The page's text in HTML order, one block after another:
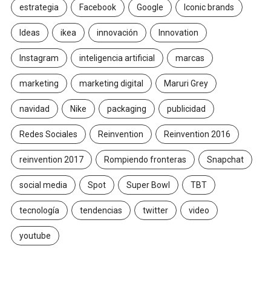
estrategia Facebook Google Iconic brands
Ideas ikea innovación Innovation
Instagram inteligencia artificial marcas
marketing marketing digital Maruri Grey
navidad Nike packaging publicidad
Redes Sociales Reinvention Reinvention 2016
reinvention 2017 Rompiendo fronteras Snapchat
social media Spot Super Bowl TBT
tecnología tendencias twitter video
youtube